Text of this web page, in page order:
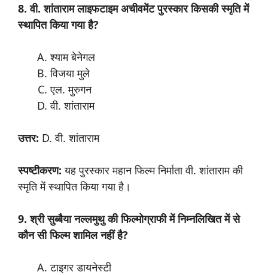
8. वी.शांताराम लाइफटाइम अचीवमेंट पुरस्कार किसकी स्मृति में
स्थापित किया गया है?
श्याम बेनेगल
विजया मुले
एल. मुरुगन
वी. शांताराम
उत्तर: D. वी. शांताराम
स्पष्टीकरण:यह पुरस्कार महान फिल्म निर्माता वी. शांताराम की
स्मृति में स्थापित किया गया है।
9. श्री सुब्बैया नल्लमुथु की फिल्मोग्राफी में निम्नलिखित में से
कौन सी फिल्म शामिल नहीं है?
टाइगर डायनेस्टी